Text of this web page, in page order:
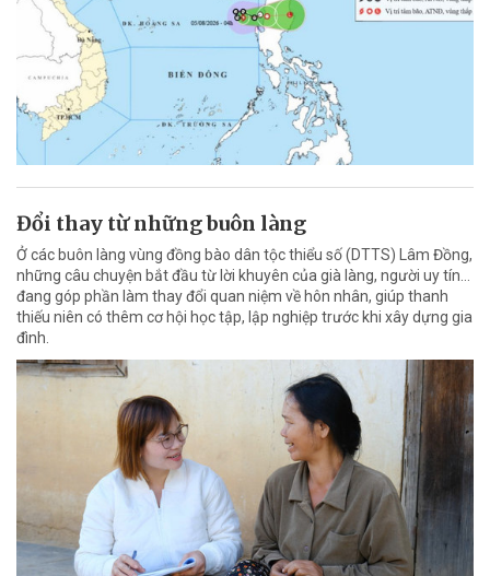
Đổi thay từ những buôn làng
Ở các buôn làng vùng đồng bào dân tộc thiểu số (DTTS) Lâm Đồng,
những câu chuyện bắt đầu từ lời khuyên của già làng, người uy tín…
đang góp phần làm thay đổi quan niệm về hôn nhân, giúp thanh
thiếu niên có thêm cơ hội học tập, lập nghiệp trước khi xây dựng gia
đình.